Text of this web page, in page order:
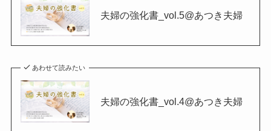
夫婦の強化書_vol.5@あつき夫婦
あわせて読みたい
夫婦の強化書_vol.4@あつき夫婦